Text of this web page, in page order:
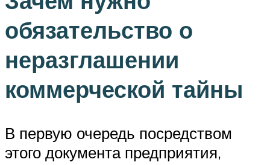
обязательство о
неразглашении
коммерческой тайны
В первую очередь посредством
этого документа предприятия,